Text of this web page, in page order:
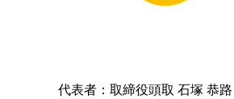
代表者：取締役頭取 石塚 恭路